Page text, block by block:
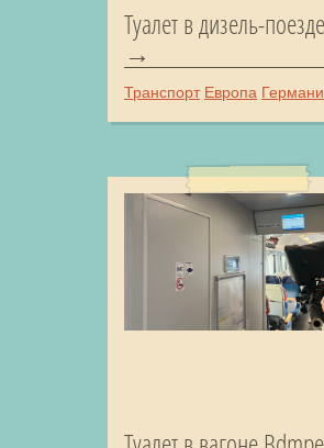
Туалет в дизель-
Транспорт Европа